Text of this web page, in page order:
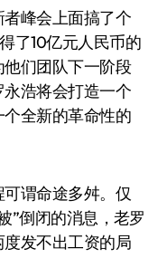
峰会上面搞了个
了10亿元人民币的
们团队下一阶段
浩将会打造一个
全新的革命性的
谓命途多舛。仅
”倒闭的消息，老罗
发不出工资的局